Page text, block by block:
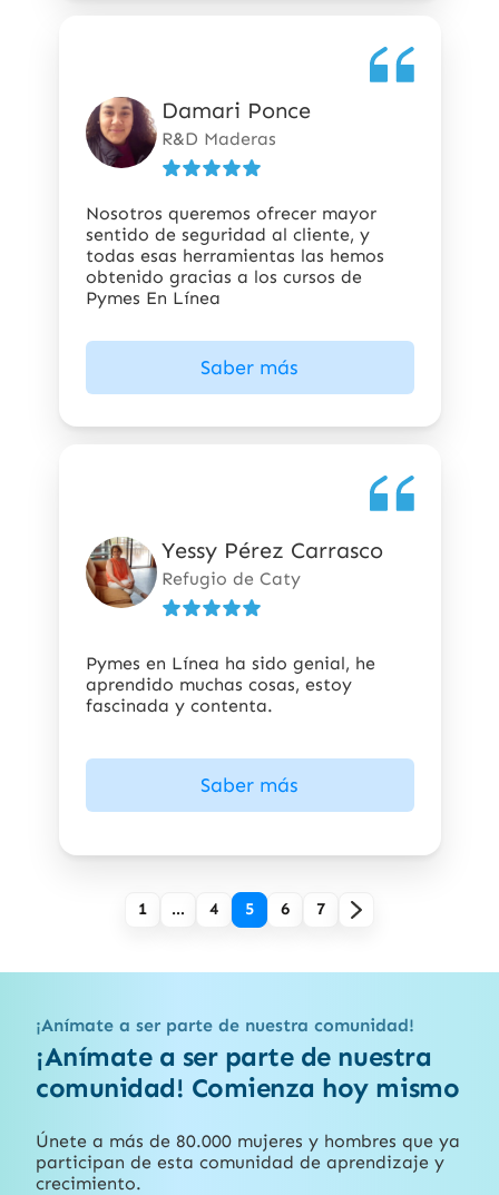
Damari Ponce
R&D Maderas
5
de
5
Nosotros queremos ofrecer mayor
sentido de seguridad al cliente, y
todas esas herramientas las hemos
obtenido gracias a los cursos de
Pymes En Línea
Saber más
Yessy Pérez Carrasco
Refugio de Caty
5
de
5
Pymes en Línea ha sido genial, he
aprendido muchas cosas, estoy
fascinada y contenta.
Saber más
1 … 4 5 6 7
¡Anímate a ser parte de nuestra comunidad!
¡Anímate a ser parte de nuestra
comunidad! Comienza hoy mismo
Únete a más de 80.000 mujeres y hombres que ya
participan de esta comunidad de aprendizaje y
crecimiento.